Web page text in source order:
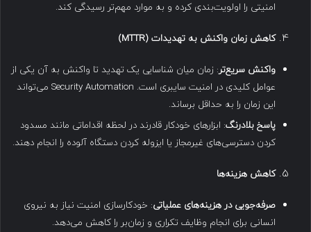
امنیتی را اولویت‌بندی کرده و به موارد مهم‌تر رسیدگی کند.
کاهش زمان واکنش به تهدیدات (MTTR)
واکنش سریع‌تر: زمان میان شناسایی یک تهدید تا واکنش به آن یکی از
عوامل کلیدی در امنیت سایبری است. Security Automation می‌تواند
این زمان را به حداقل برساند.
پاسخ بلادرنگ: ابزارهای خودکار قادرند در لحظه اقداماتی مانند مسدود
کردن دسترسی‌های غیرمجاز یا ایزوله کردن دستگاه آلوده را انجام دهند.
کاهش هزینه‌ها
صرفه‌جویی در هزینه‌های عملیاتی: خودکارسازی امنیت نیاز به نیروی
انسانی برای انجام وظایف تکراری و زمان‌بر را کاهش می‌دهد.